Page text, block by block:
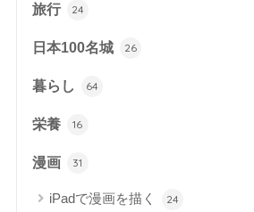
旅行 24
日本100名城 26
暮らし 64
栄養 16
漫画 31
iPadで漫画を描く 24